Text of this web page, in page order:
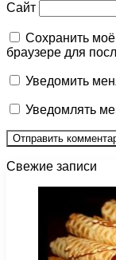
Сайт
Сохранить
браузере для
Уведомить
Уведомлять
Свежие записи